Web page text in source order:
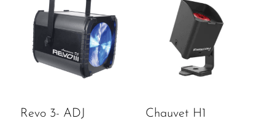
Revo 3- ADJ Chauvet H1